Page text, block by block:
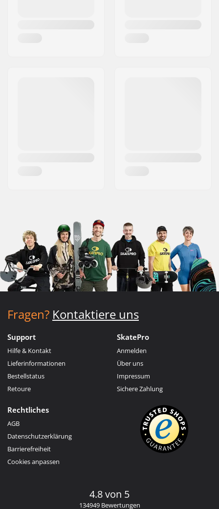
Fragen? Kontaktiere uns
Support
Hilfe & Kontakt
Lieferinformationen
Bestellstatus
Retoure
SkatePro
Anmelden
Über uns
Impressum
Sichere Zahlung
Rechtliches
AGB
Datenschutzerklärung
Barrierefreiheit
Cookies anpassen
4.8 von 5
134949 Bewertungen